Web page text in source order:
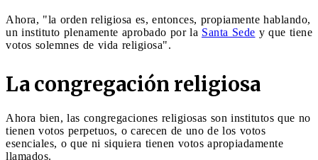
Ahora, "la orden religiosa es, entonces, propiamente hablando,
un instituto plenamente aprobado por la Santa Sede y que tiene
votos solemnes de vida religiosa".
La congregación religiosa
Ahora bien, las congregaciones religiosas son institutos que no
tienen votos perpetuos, o carecen de uno de los votos
esenciales, o que ni siquiera tienen votos apropiadamente
llamados.